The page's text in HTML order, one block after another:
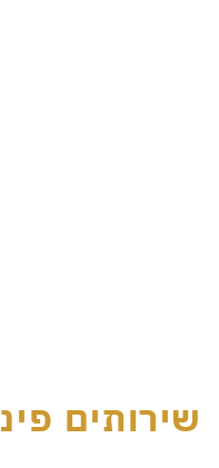
שירותים